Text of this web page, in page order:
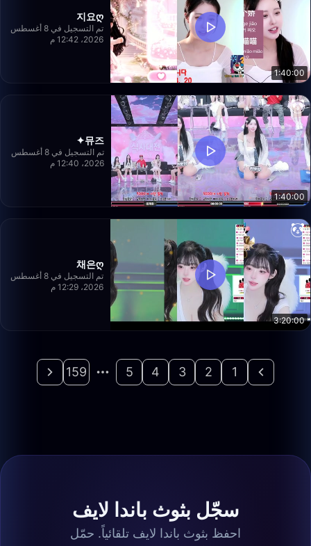
1:40:00
지요ღ
تم التسجيل في 8 أغسطس
2026، 12:42 م
1:40:00
뮤즈✦
تم التسجيل في 8 أغسطس
2026، 12:40 م
3:20:00
채은ღ
تم التسجيل في 8 أغسطس
2026، 12:29 م
1
2
3
4
5
159
سجّل بثوث باندا لايف
احفظ بثوث باندا لايف تلقائياً. حمّل